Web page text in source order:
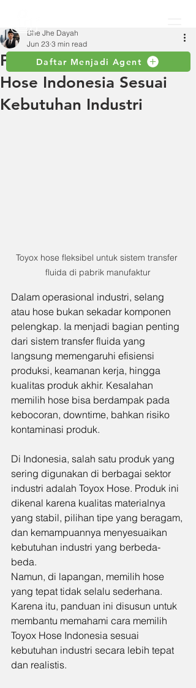
Daftar Menjadi Agent
Panduan Memilih Toyox
Hose Indonesia Sesuai
Kebutuhan Industri
Bhe Jhe Dayah
Jun 23 3 min read
Toyox hose fleksibel untuk sistem transfer
fluida di pabrik manufaktur
Dalam operasional industri, selang
atau hose bukan sekadar komponen
pelengkap. Ia menjadi bagian penting
dari sistem transfer fluida yang
langsung memengaruhi efisiensi
produksi, keamanan kerja, hingga
kualitas produk akhir. Kesalahan
memilih hose bisa berdampak pada
kebocoran, downtime, bahkan risiko
kontaminasi produk.
Di Indonesia, salah satu produk yang
sering digunakan di berbagai sektor
industri adalah Toyox Hose. Produk ini
dikenal karena kualitas materialnya
yang stabil, pilihan tipe yang beragam,
dan kemampuannya menyesuaikan
kebutuhan industri yang berbeda-
beda.
Namun, di lapangan, memilih hose
yang tepat tidak selalu sederhana.
Karena itu, panduan ini disusun untuk
membantu memahami cara memilih
Toyox Hose Indonesia sesuai
kebutuhan industri secara lebih tepat
dan realistis.